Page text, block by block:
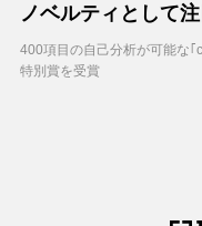
ノベルティとして注
400項目の自己分析が可能な
特別賞を受賞